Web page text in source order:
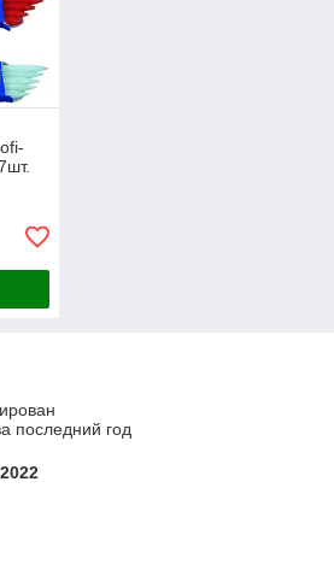
последний год